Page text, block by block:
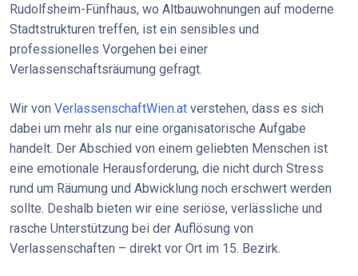
Rudolfsheim-Fünfhaus, wo Altbauwohnungen auf moderne
Stadtstrukturen treffen, ist ein sensibles und
professionelles Vorgehen bei einer
Verlassenschaftsräumung gefragt.
Wir von VerlassenschaftWien.at verstehen, dass es sich
dabei um mehr als nur eine organisatorische Aufgabe
handelt. Der Abschied von einem geliebten Menschen ist
eine emotionale Herausforderung, die nicht durch Stress
rund um Räumung und Abwicklung noch erschwert werden
sollte. Deshalb bieten wir eine seriöse, verlässliche und
rasche Unterstützung bei der Auflösung von
Verlassenschaften – direkt vor Ort im 15. Bezirk.